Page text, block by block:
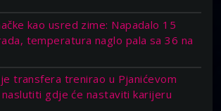
kao usred zime: Napadalo 15
temperatura naglo pala sa 36 na
transfera trenirao u Pjanićevom
gdje će nastaviti karijeru